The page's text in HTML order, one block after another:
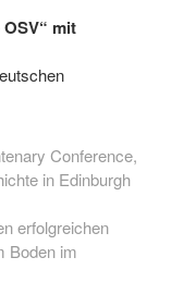
mit
Conference,
in Edinburgh
erfolgreichen
Boden im